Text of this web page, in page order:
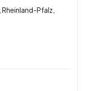
Pfalz,